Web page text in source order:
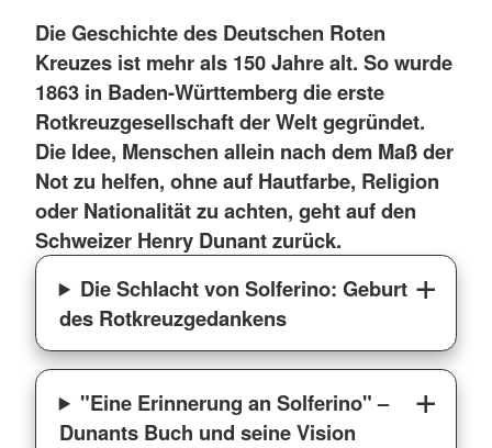
Die Geschichte des Deutschen Roten
Kreuzes ist mehr als 150 Jahre alt. So wurde
1863 in Baden-Württemberg die erste
Rotkreuzgesellschaft der Welt gegründet.
Die Idee, Menschen allein nach dem Maß der
Not zu helfen, ohne auf Hautfarbe, Religion
oder Nationalität zu achten, geht auf den
Schweizer Henry Dunant zurück.
Die Schlacht von Solferino: Geburt
des Rotkreuzgedankens
"Eine Erinnerung an Solferino" –
Dunants Buch und seine Vision